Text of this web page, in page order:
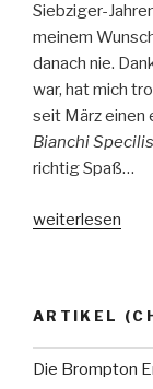
Siebziger-
meinem
danach nie.
war, hat mich
seit März einen
Bianchi
richtig Spaß…
„Bianchi
weiterlesen
ARTIKEL
Die Brompton